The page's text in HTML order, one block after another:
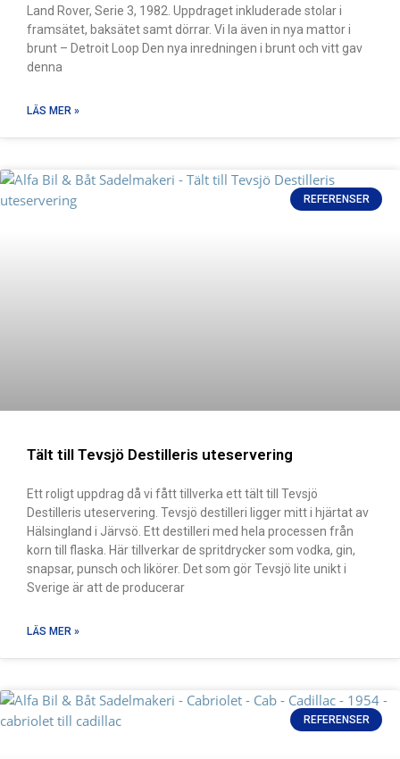
Land Rover, Serie 3, 1982. Uppdraget inkluderade stolar i
framsätet, baksätet samt dörrar. Vi la även in nya mattor i
brunt – Detroit Loop Den nya inredningen i brunt och vitt gav
denna
LÄS MER »
REFERENSER
Tält till Tevsjö Destilleris uteservering
Ett roligt uppdrag då vi fått tillverka ett tält till Tevsjö
Destilleris uteservering. Tevsjö destilleri ligger mitt i hjärtat av
Hälsingland i Järvsö. Ett destilleri med hela processen från
korn till flaska. Här tillverkar de spritdrycker som vodka, gin,
snapsar, punsch och likörer. Det som gör Tevsjö lite unikt i
Sverige är att de producerar
LÄS MER »
REFERENSER